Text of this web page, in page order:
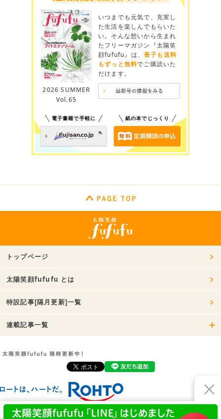
2026 SUMMER
Vol.65
いつまでも元気で、充実し
た生活を楽しんでもらいた
い。そんな想いから生まれ
たフリーマガジン『太陽笑
顔fufufu』は、 冊子も送料
もずっと無料でご購読いた
だけます。
電子書籍で手軽に 紙の本でじっくり
トップページ
太陽笑顔fufufu とは
特設記事[隔月更新]一覧
連載記事一覧